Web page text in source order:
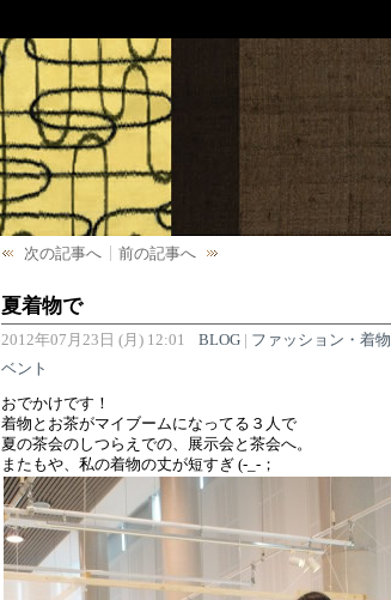
次の記事へ 前の記事へ
夏着物で
2012年07月23日 (月) 12:01 BLOG| ファッション・着物
ベント
おでかけです！
着物とお茶がマイブームになってる３人で
夏の茶会のしつらえでの、展示会と茶会へ。
またもや、私の着物の丈が短すぎ (-_-；